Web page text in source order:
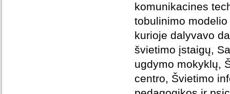
komunikacines
tobulinimo
kurioje dalyvavo
švietimo įstaigų,
ugdymo mokyklų,
centro, Švietimo